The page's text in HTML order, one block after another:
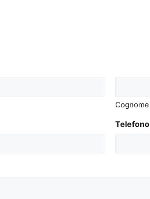
Cognome
Telefono